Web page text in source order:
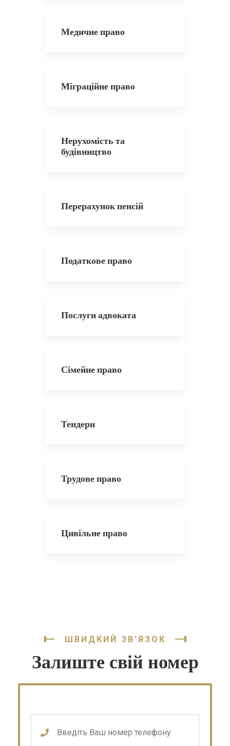
Медичне право
Міграційне право
Нерухомість та
будівництво
Перерахунок пенсій
Податкове право
Послуги адвоката
Сімейне право
Тендери
Трудове право
Цивільне право
ШВИДКИЙ ЗВ'ЯЗОК
Залиште свій номер